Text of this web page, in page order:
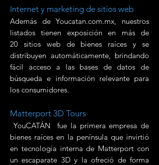
Internet y marketing de sitios web
Además de Youcatan.com.mx, nuestros
listados tienen exposición en más de
20 sitios web de bienes raíces y se
distribuyen automáticamente, brindando
fácil acceso a las bases de datos de
búsqueda e información relevante para
los consumidores.
Matterport 3D Tours
YouCATÁN fue la primera empresa de
bienes raíces en la península que invirtió
en tecnología interna de Matterport con
un escaparate 3D y la ofreció de forma